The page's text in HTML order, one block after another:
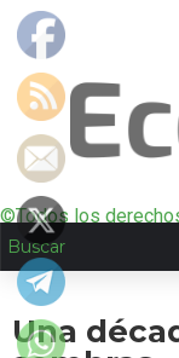
©Todos los
Una